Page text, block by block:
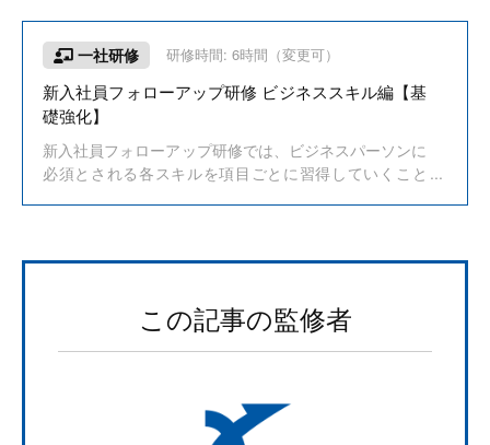
全性が確保された状態で新人の自立を段階的に促すスキ
ルを習得できるため、新人の早期立ち上がりと定着を図
りたい企業におすすめの研修内容です。
一社研修 研修時間: 6時間（変更可）
新入社員フォローアップ研修 ビジネススキル編【基
礎強化】
新入社員フォローアップ研修では、ビジネスパーソンに
必須とされる各スキルを項目ごとに習得していくこと
伝播していくことを理解できるようなカリキュラムとな
この記事の監修者